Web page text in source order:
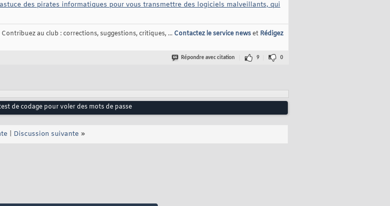
des pirates informatiques pour vous transmettre des logiciels malveillants, qui
Contribuez au club : corrections, suggestions, critiques, ... Contactez le service newset Rédigez
Répondre avec citation 9 0
de codage pour voler des mots de passe
Discussion suivante »